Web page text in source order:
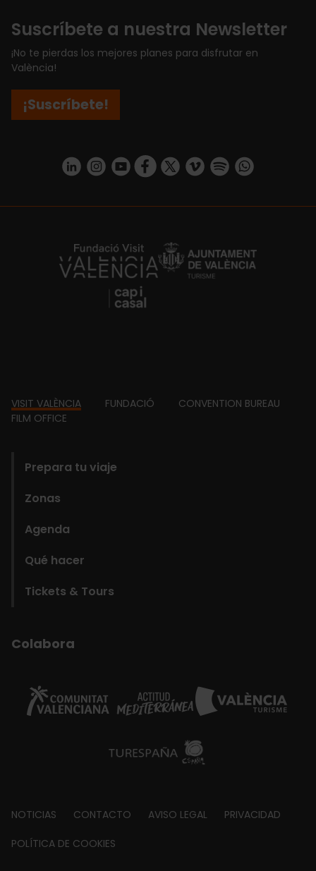
Suscríbete a nuestra Newsletter
¡No te pierdas los mejores planes para disfrutar en
València!
¡Suscríbete!
https://www.linkedin.com/company/turismo-valencia/mycompany/
https://www.instagram.com/visit_valencia/
https://www.youtube.com/user/
https://www.facebook.com/
https://twitter.com/
https://vimeo.com/
https://https://api.whatsapp.com/
https://fundacion.visitvalencia.com/
Footer
VISIT VALÈNCIA FUNDACIÓ
CONVENTION BUREAU
FILM OFFICE
Prepara tu viaje
Zonas
Agenda
Qué hacer
Tickets & Tours
Colabora
Footer
about
NOTICIAS CONTACTO AVISO LEGAL PRIVACIDAD
POLÍTICA DE COOKIES